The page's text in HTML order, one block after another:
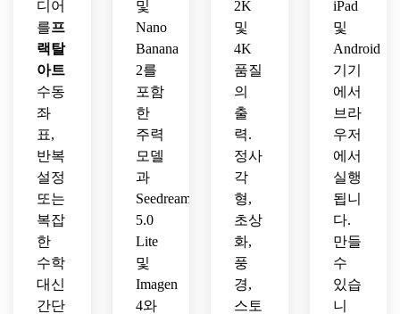
세요.
디어
를프
랙탈
아트
수동
좌
표,
반복
설정
또는
복잡
한
수학
대신
간단
및
Nano
Banana
2를
포함
한
주력
모델
과
Seedream
5.0
Lite
및
Imagen
4와
2K
및
4K
품질
의
출
력.
정사
각
형,
초상
화,
풍
경,
스토
iPad
및
Android
기기
에서
브라
우저
에서
실행
됩니
다.
만들
수
있습
니